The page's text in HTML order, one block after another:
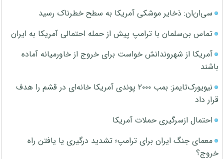
سی‌ان‌ان: ذخایر موشکی آمریکا به سطح خطرناک رسید
تماس بن‌سلمان با ترامپ پیش از حمله احتمالی آمریکا به ایران
آمریکا از شهروندانش خواست برای خروج از خاورمیانه آماده
باشند
نیویورک‌تایمز: بمب ۲۰۰۰ پوندی آمریکا خانه‌ای در قشم را هدف
قرار داد
احتمال ازسرگیری حملات آمریکا
معمای جنگ ایران برای ترامپ؛ تشدید درگیری یا یافتن راه
خروج؟